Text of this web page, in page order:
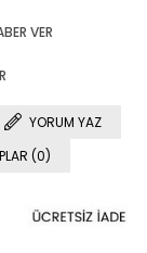
VER
YORUM YAZ
(0)